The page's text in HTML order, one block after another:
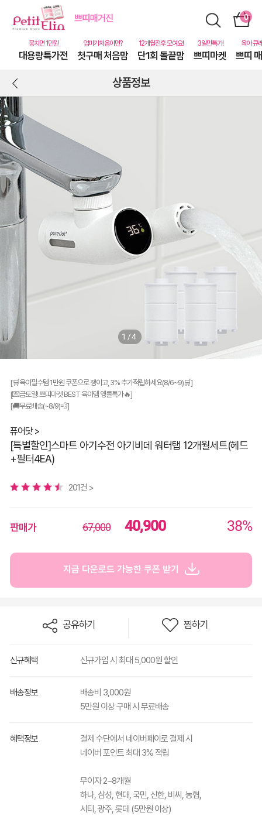
대용량특가전 첫구매 처음맘 단1회 돌끝맘 쁘띠마켓 쁘띠
상품정보
1/4
[🛒육아필수템 1만원 쿠폰으로 쟁이고, 3% 추가적립하세요(8/6~9)🛒]
[💌금토일! 쁘띠마켓 BEST 육아템 앵콜특가🔥]
[🚚무료배송(~8/9)💨]
퓨어닷 >
[특별할인]스마트 아기수전 아기비데 워터탭 12개월세트(헤드
+필터4EA)
201건 >
판매가 67,000 40,900 38%
지금 다운로드 가능한 쿠폰 받기
공유하기 찜하기
신규혜택 신규가입 시 최대 5,000원 할인
배송정보
배송비 3,000원
5만원 이상 구매 시 무료배송
혜택정보
결제 수단에서 네이버페이로 결제 시
네이버 포인트 최대 3% 적립
무이자 2~8개월
하나, 삼성, 현대, 국민, 신한, 비씨, 농협,
시티, 광주, 롯데 (5만원 이상)